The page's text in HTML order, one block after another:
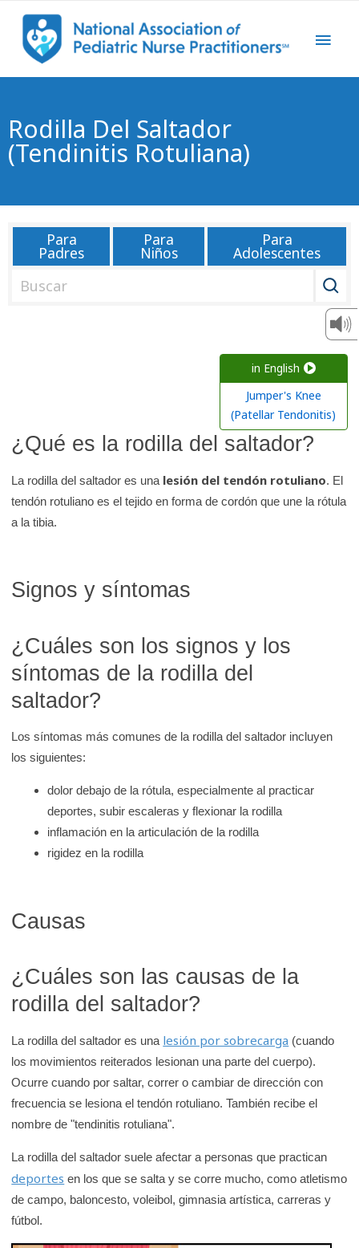
Rodilla Del Saltador
(tendinitis Rotuliana)
Para
Padres
Para
Niños
Para
Adolescentes
l
a
b
i
i
e
c
d
e
K
t
in English
Jumper's Knee
(Patellar Tendonitis)
¿Qué es la rodilla del saltador?
La rodilla del saltador es una lesión del tendón rotuliano. El
tendón rotuliano es el tejido en forma de cordón que une la rótula
a la tibia.
Signos y síntomas
¿Cuáles son los signos y los
síntomas de la rodilla del
saltador?
Los síntomas más comunes de la rodilla del saltador incluyen
los siguientes:
dolor debajo de la rótula, especialmente al practicar
deportes, subir escaleras y flexionar la rodilla
inflamación en la articulación de la rodilla
rigidez en la rodilla
Causas
¿Cuáles son las causas de la
rodilla del saltador?
La rodilla del saltador es una lesión por sobrecarga (cuando
los movimientos reiterados lesionan una parte del cuerpo).
Ocurre cuando por saltar, correr o cambiar de dirección con
frecuencia se lesiona el tendón rotuliano. También recibe el
nombre de "tendinitis rotuliana".
La rodilla del saltador suele afectar a personas que practican
deportes en los que se salta y se corre mucho, como atletismo
de campo, baloncesto, voleibol, gimnasia artística, carreras y
fútbol.